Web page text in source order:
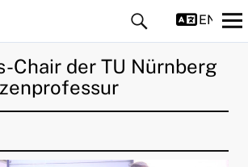
Chair der TU Nürnberg